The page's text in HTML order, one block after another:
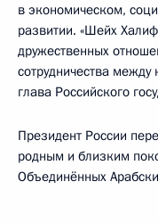
в экономическом,
развитии. «Шейх
дружественных
сотрудничества
глава Российского
Президент России
родным и близким
Объединённых